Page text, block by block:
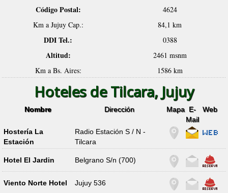
Código Postal:
4624
Km a Jujuy Cap.:
84,1 km
DDI Tel.: 0388
Altitud:
2461 msnm
Km a Bs. Aires:
1586 km
Hoteles de Tilcara, Jujuy
Nombre Dirección Mapa E-
Mail
Web
Hostería La
Estación
Radio Estación S / N -
Tilcara
Hotel El Jardin Belgrano S/n (700)
Viento Norte Hotel Jujuy 536